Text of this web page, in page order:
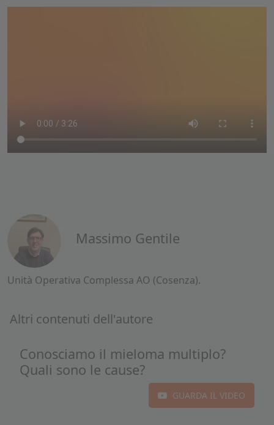
Massimo Gentile
Unità Operativa Complessa AO (Cosenza).
Altri contenuti dell'autore
Conosciamo il mieloma multiplo?
Quali sono le cause?
GUARDA IL VIDEO